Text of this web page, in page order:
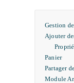
Gestion
Ajouter
Panier
Partager
Module